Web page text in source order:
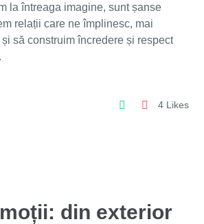
la întreaga imagine, sunt șanse
relații care ne împlinesc, mai
să construim încredere și respect
4 Likes
din exterior